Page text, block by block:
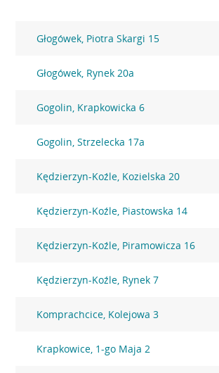
Głogówek, Piotra Skargi 15
Głogówek, Rynek 20a
Gogolin, Krapkowicka 6
Gogolin, Strzelecka 17a
Kędzierzyn-Koźle, Kozielska 20
Kędzierzyn-Koźle, Piastowska 14
Kędzierzyn-Koźle, Piramowicza 16
Kędzierzyn-Koźle, Rynek 7
Komprachcice, Kolejowa 3
Krapkowice, 1-go Maja 2